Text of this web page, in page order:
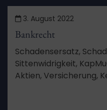
3. August 2022
Bankrecht
Schadensersatz,
Sittenwidrigkeit,
Aktien, Versicherung,